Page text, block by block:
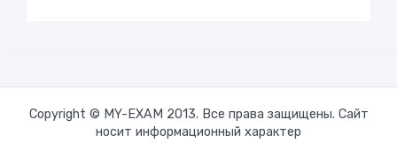
Copyright © MY-EXAM 2013. Все права защищены. Сайт
носит информационный характер